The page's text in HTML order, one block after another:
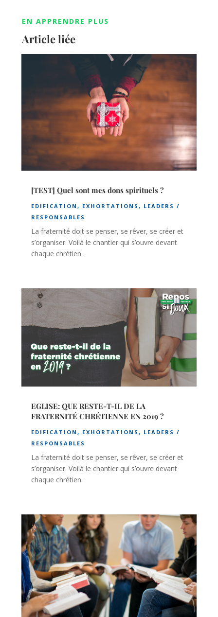
EN APPRENDRE PLUS
Article liée
[TEST] Quel sont mes dons spirituels ?
EDIFICATION , EXHORTATIONS , LEADERS /
RESPONSABLES
La fraternité doit se penser, se rêver, se créer et
s’organiser. Voilà le chantier qui s’ouvre devant
chaque chrétien.
EGLISE: QUE RESTE-T-IL DE LA
FRATERNITÉ CHRÉTIENNE EN 2019 ?
EDIFICATION , EXHORTATIONS , LEADERS /
RESPONSABLES
La fraternité doit se penser, se rêver, se créer et
s’organiser. Voilà le chantier qui s’ouvre devant
chaque chrétien.